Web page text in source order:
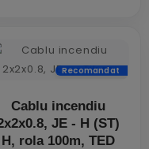
Recomandat
Cablu incendiu
JE - H (ST)
H, rola 100m, TED